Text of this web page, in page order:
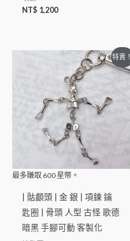
NT$ 1,200
特賣！
最多賺取 600 星幣。
| 骷顱頭 | 金 銀 | 項鍊 鑰
匙圈 | 骨頭 人型 古怪 歌德
暗黑 手腳可動 客製化